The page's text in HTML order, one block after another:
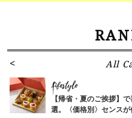
All
Lifestyle
【帰省・夏のご挨拶】
選。〈価格別〉センスが